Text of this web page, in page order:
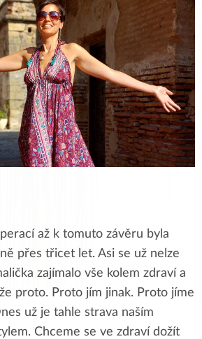
až k tomuto závěru byla
přes třicet let. Asi se už nelze
zajímalo vše kolem zdraví a
proto. Proto jím jinak. Proto jíme
už je tahle strava naším
Chceme se ve zdraví dožít